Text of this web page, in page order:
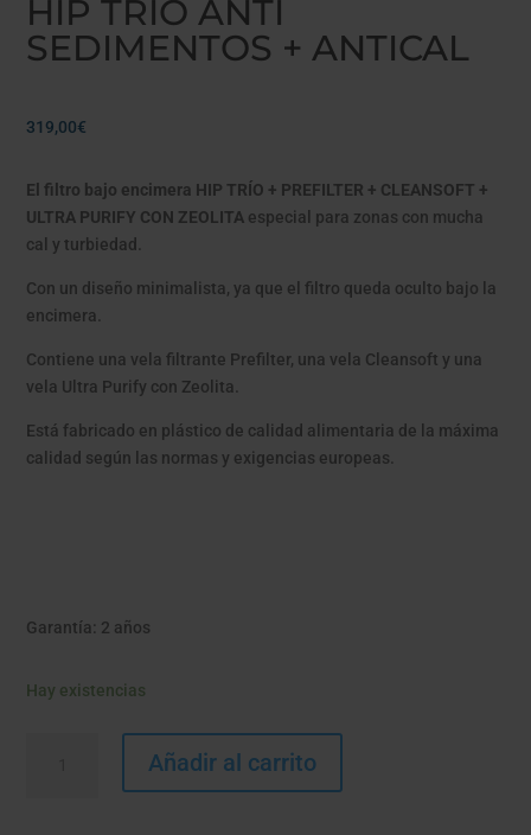
HIP TRÍO ANTI
SEDIMENTOS + ANTICAL
319,00€
El filtro bajo encimera HIP TRÍO + PREFILTER + CLEANSOFT +
ULTRA PURIFY CON ZEOLITA especial para zonas con mucha
cal y turbiedad.
Con un diseño minimalista, ya que el filtro queda oculto bajo la
encimera.
Contiene una vela filtrante Prefilter, una vela Cleansoft y una
vela Ultra Purify con Zeolita.
Está fabricado en plástico de calidad alimentaria de la máxima
calidad según las normas y exigencias europeas.
Garantía: 2 años
Hay existencias
Añadir al carrito